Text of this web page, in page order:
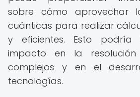
sobre cómo aprovechar
cuánticas para realizar
y eficientes. Esto
impacto en la
complejos y en el
tecnologías.